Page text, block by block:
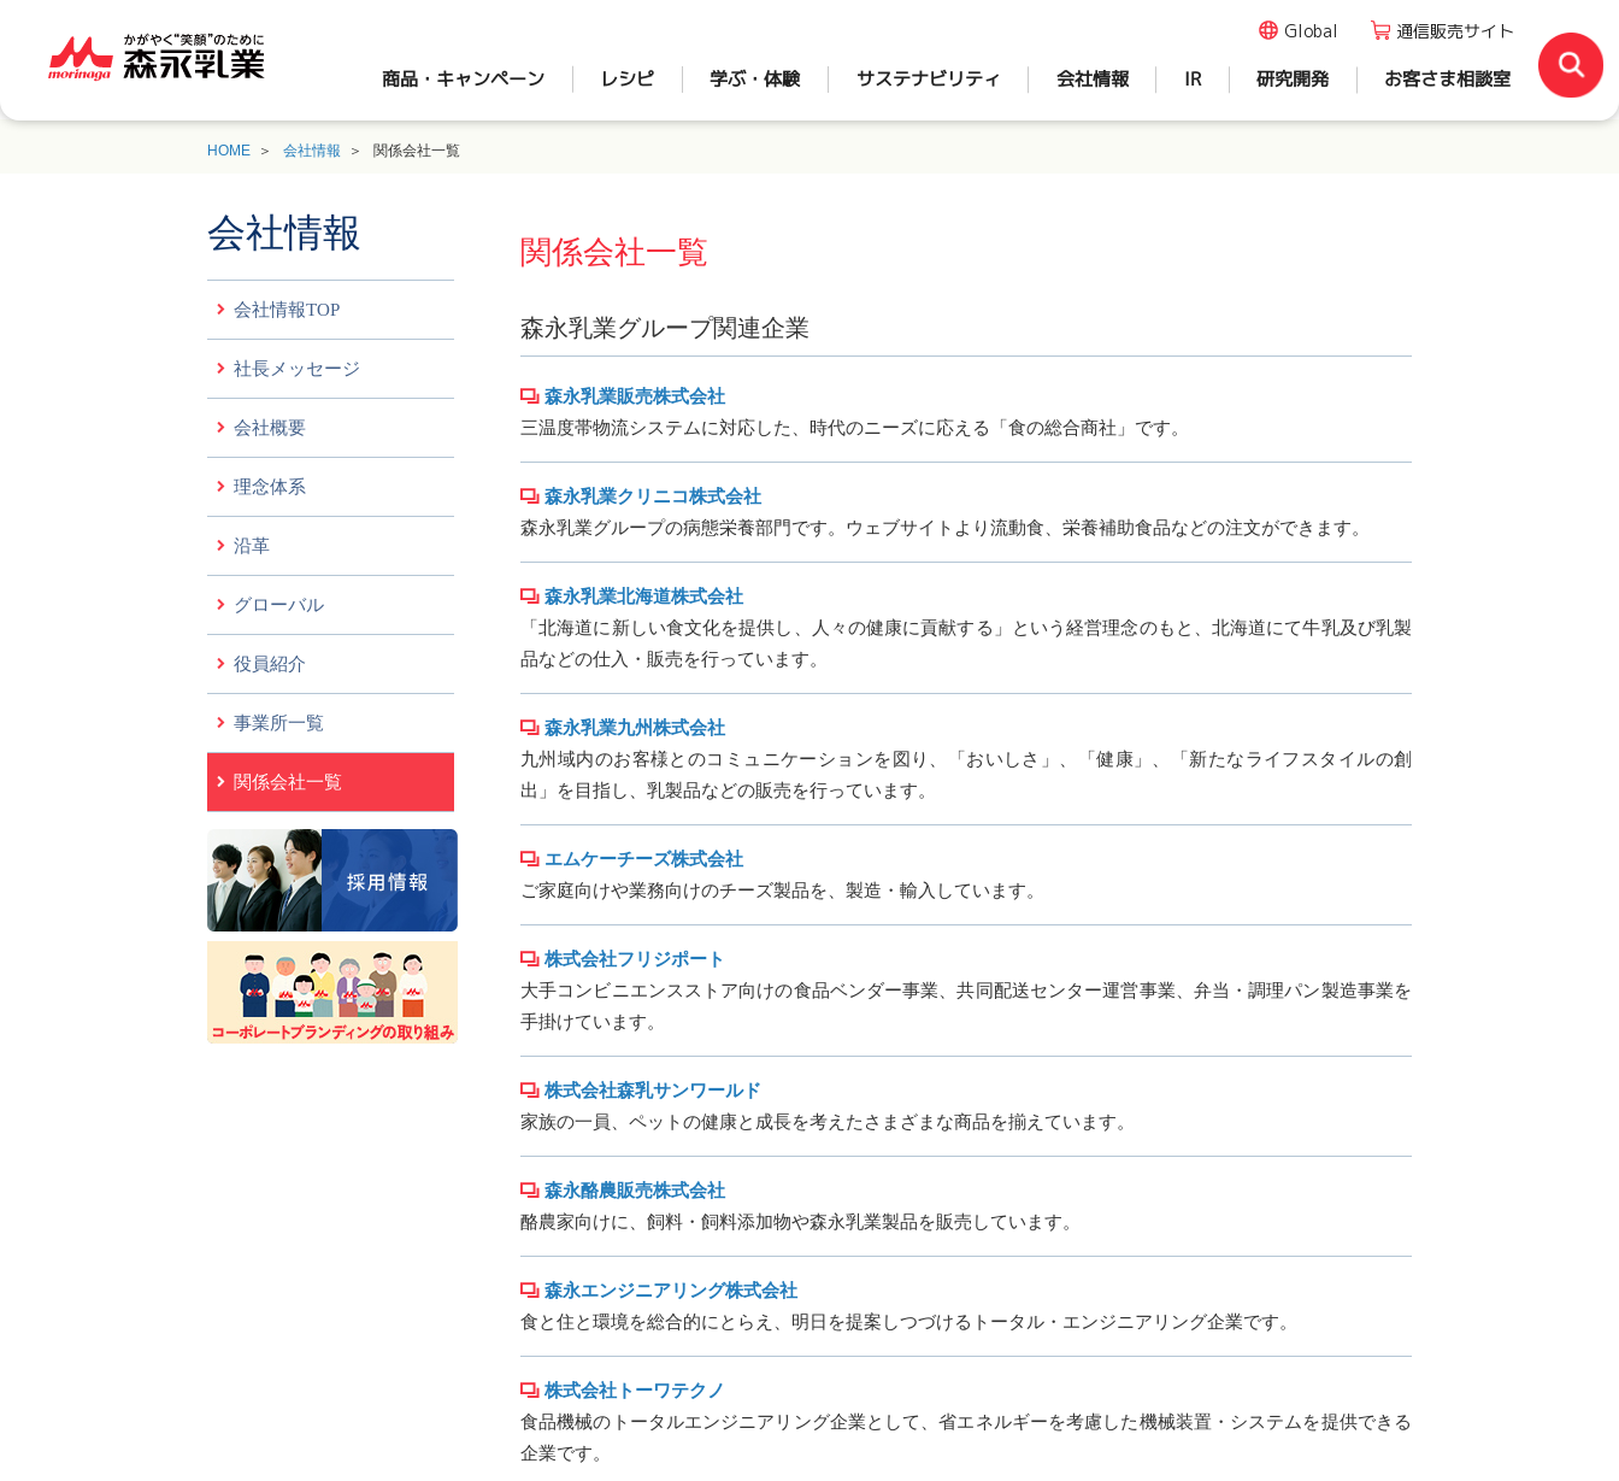
商品・キャンペーン レシピ 学ぶ・体験 サステナビリティ 会社情報 IR 研究開発 お客さま相談室
Global 通信販売サイト
HOME 会社情報 関係会社一覧
会社情報
会社情報TOP
社長メッセージ
会社概要
理念体系
沿革
グローバル
役員紹介
事業所一覧
関係会社一覧
関係会社一覧
森永乳業グループ関連企業
森永乳業販売株式会社
三温度帯物流システムに対応した、時代のニーズに応える「食の総合商社」です。
森永乳業クリニコ株式会社
森永乳業グループの病態栄養部門です。ウェブサイトより流動食、栄養補助食品などの注文ができます。
森永乳業北海道株式会社
「北海道に新しい食文化を提供し、人々の健康に貢献する」という経営理念のもと、北海道にて牛乳及び乳製
品などの仕入・販売を行っています。
森永乳業九州株式会社
九州域内のお客様とのコミュニケーションを図り、「おいしさ」、「健康」、「新たなライフスタイルの創
出」を目指し、乳製品などの販売を行っています。
エムケーチーズ株式会社
ご家庭向けや業務向けのチーズ製品を、製造・輸入しています。
株式会社フリジポート
大手コンビニエンスストア向けの食品ベンダー事業、共同配送センター運営事業、弁当・調理パン製造事業を
手掛けています。
株式会社森乳サンワールド
家族の一員、ペットの健康と成長を考えたさまざまな商品を揃えています。
森永酪農販売株式会社
酪農家向けに、飼料・飼料添加物や森永乳業製品を販売しています。
森永エンジニアリング株式会社
食と住と環境を総合的にとらえ、明日を提案しつづけるトータル・エンジニアリング企業です。
株式会社トーワテクノ
食品機械のトータルエンジニアリング企業として、省エネルギーを考慮した機械装置・システムを提供できる
企業です。